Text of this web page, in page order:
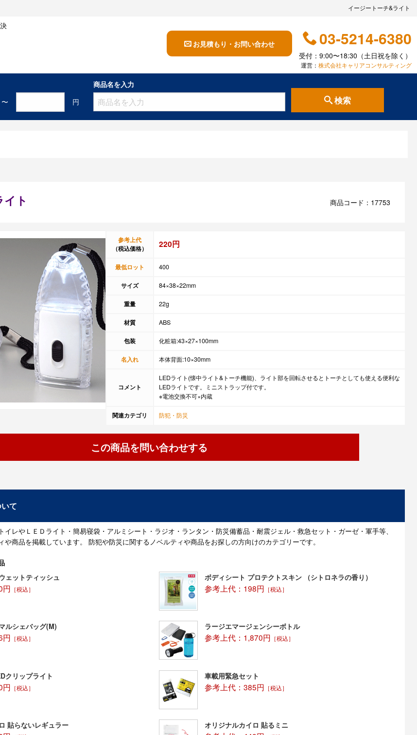
イージートーチ&ライト
お見積もり・お問い合わせ 03-5214-6380
受付：9:00〜18:30（土日祝を除く）
運営：株式会社キャリアコンサルティング
〜
円
商品名を入力
検索
ト 商品コード：17753
参考上代
（税込価格）
220円
最低ロット 400
サイズ 84×38×22mm
重量 22g
材質 ABS
包装 化粧箱:43×27×100mm
名入れ 本体背面:10×30mm
コメント
LEDライト(懐中ライト&トーチ機能)、ライト部を回転させるとトーチとしても使える便利な
LEDライトです。ミニストラップ付です。
※電池交換不可×内蔵
関連カテゴリ 防犯・防災
この商品を問い合わせする
て
イレやＬＥＤライト・簡易寝袋・アルミシート・ラジオ・ランタン・防災備蓄品・耐震ジェル・救急セット・ガーゼ・軍手等、
や商品を掲載しています。 防犯や防災に関するノベルティや商品をお探しの方向けのカテゴリーです。
ェットティッシュ
円 ［税込］
ボディシート プロテクトスキン （シトロネラの香り）
参考上代：198円 ［税込］
ルシェバッグ(M)
円 ［税込］
ラージエマージェンシーボトル
参考上代：1,870円 ［税込］
クリップライト
円 ［税込］
車載用緊急セット
参考上代：385円 ［税込］
貼らないレギュラー オリジナルカイロ 貼るミニ